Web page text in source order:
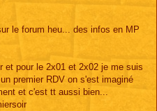
le forum heu... des infos en MP
et pour le 2x01 et 2x02 je me suis
premier RDV on s'est imaginé
et c'est tt aussi bien...